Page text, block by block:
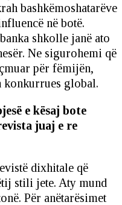
bashkëmoshatarëve
në botë.
shkolle janë ato
Ne sigurohemi që
për fëmijën,
konkurrues global.
e kësaj bote
juaj e re
dixhitale që
stili jete. Aty mund
Për anëtarësimet